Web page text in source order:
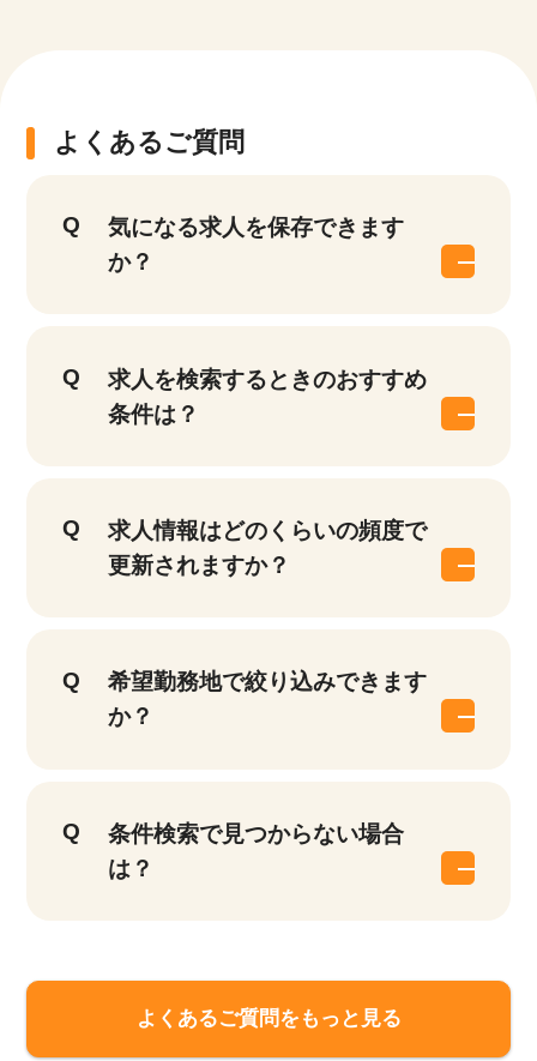
よくあるご質問
気になる求人を保存できます
か？
求人を検索するときのおすすめ
条件は？
求人情報はどのくらいの頻度で
更新されますか？
希望勤務地で絞り込みできます
か？
条件検索で見つからない場合
は？
よくあるご質問をもっと見る
17,028 件
他の条件を選択